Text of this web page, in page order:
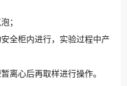
；
全柜内进行，实验过程中产
离心后再取样进行操作。